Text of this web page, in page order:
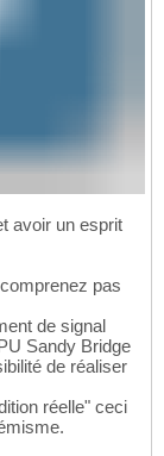
avoir un esprit
pas
de signal
Sandy Bridge
de réaliser
réelle" ceci